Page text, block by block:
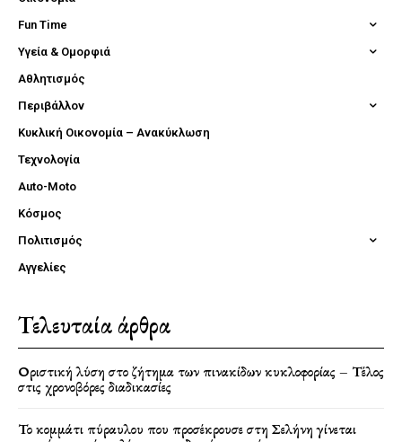
Fun Time
Υγεία & Ομορφιά
Αθλητισμός
Περιβάλλον
Κυκλική Οικονομία – Ανακύκλωση
Τεχνολογία
Auto-Moto
Κόσμος
Πολιτισμός
Αγγελίες
Τελευταία άρθρα
Οριστική λύση στο ζήτημα των πινακίδων κυκλοφορίας – Τέλος
στις χρονοβόρες διαδικασίες
Το κομμάτι πύραυλου που προσέκρουσε στη Σελήνη γίνεται